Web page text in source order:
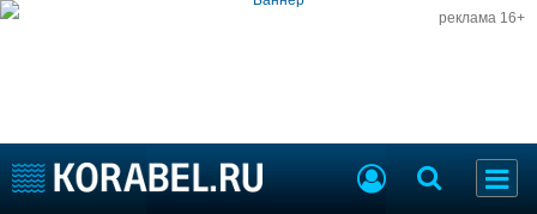
реклама 16+